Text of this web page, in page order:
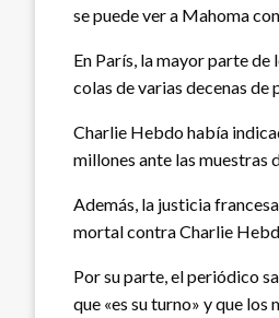
se puede ver a Mahoma
En París, la mayor parte de
colas de varias decenas de
Charlie Hebdo había
millones ante las muestras
Además, la justicia
mortal contra Charlie
Por su parte, el periódico
que «es su turno» y que